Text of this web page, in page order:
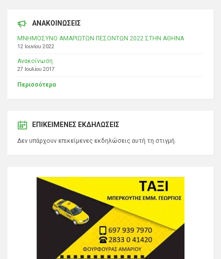
ΑΝΑΚΟΙΝΩΣΕΙΣ
ΜΝΗΜΟΣΥΝΟ ΑΜΑΡΙΩΤΩΝ ΠΕΣΟΝΤΩΝ 2022 ΣΤΗΝ ΑΘΗΝΑ
12 Ιουνίου 2022
Ανακοίνωση
27 Ιουλίου 2017
Περισσότερα
ΕΠΙΚΕΊΜΕΝΕΣ ΕΚΔΗΛΏΣΕΙΣ
Δεν υπάρχουν επικείμενες εκδηλώσεις αυτή τη στιγμή.